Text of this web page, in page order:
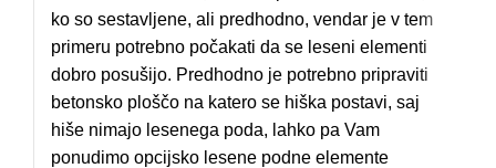
ko so sestavljene, ali predhodno, vendar je v tem
primeru potrebno počakati da se leseni elementi
dobro posušijo. Predhodno je potrebno pripraviti
betonsko ploščo na katero se hiška postavi, saj
hiše nimajo lesenega poda, lahko pa Vam
ponudimo opcijsko lesene podne elemente